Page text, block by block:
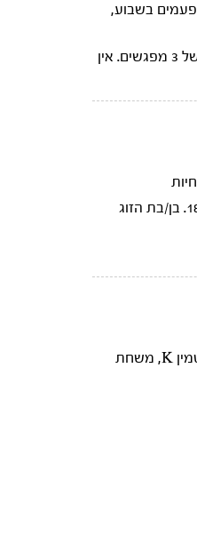
מתקיימים סיורים בחדר לידה 3 פעמים בשבוע,
יש אפשרות לקורס של 2 מפגשים או קורס של 3 מפגשים. אין
11:00-12:00, 16:00-17:00, 18:30-20:30. בן/בת הזוג
חיסון נגד הפטיטיס B, זריקת ויטמין K, משחת